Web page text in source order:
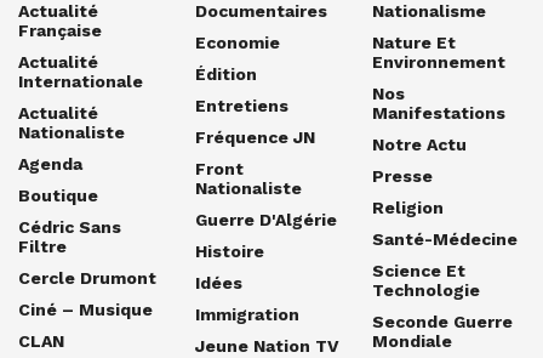
Actualité
Française
Actualité
Internationale
Actualité
Nationaliste
Agenda
Boutique
Cédric Sans
Filtre
Cercle Drumont
Ciné – Musique
CLAN
Documentaires
Economie
Édition
Entretiens
Fréquence JN
Front
Nationaliste
Guerre D'Algérie
Histoire
Idées
Immigration
Jeune Nation TV
Nationalisme
Nature Et
Environnement
Nos
Manifestations
Notre Actu
Presse
Religion
Santé-Médecine
Science Et
Technologie
Seconde Guerre
Mondiale